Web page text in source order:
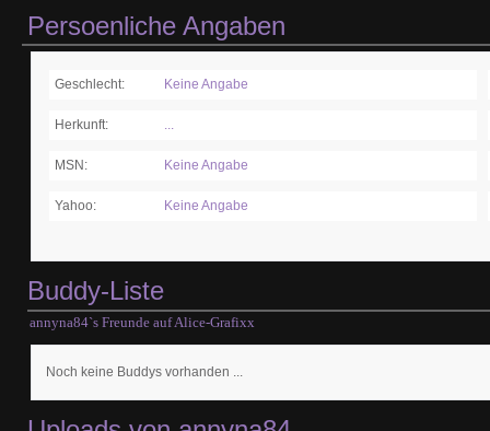
Persoenliche Angaben
Geschlecht: Keine Angabe
Herkunft: ...
MSN: Keine Angabe
Yahoo: Keine Angabe
Buddy-Liste
annyna84`s Freunde auf Alice-Grafixx
Noch keine Buddys vorhanden ...